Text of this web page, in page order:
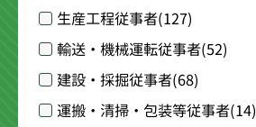
生産工程従事者(127)
輸送・機械運転従事者(52)
建設・採掘従事者(68)
運搬・清掃・包装等従事者(14)